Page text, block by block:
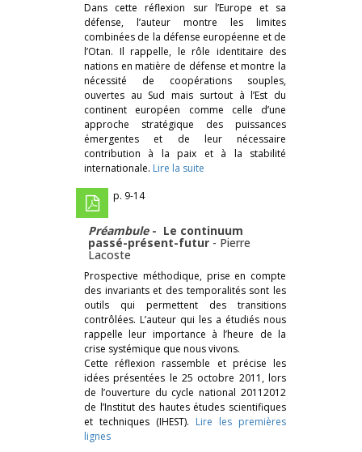
Dans cette réflexion sur l’Europe et sa
défense, l’auteur montre les limites
combinées de la défense européenne et de
l’Otan. Il rappelle, le rôle identitaire des
nations en matière de défense et montre la
nécessité de coopé­rations souples,
ouvertes au Sud mais surtout à l’Est du
continent européen comme celle d’une
approche stra­tégique des puissances
émergentes et de leur nécessaire
contribution à la paix et à la stabilité
internationale. Lire la suite
p. 9-14
Préambule- ­ Le continuum
passé-­présent-­futur - Pierre
Lacoste
Prospective méthodique, prise en compte
des invariants et des temporalités sont les
outils qui permettent des transitions
contrôlées. L’auteur qui les a étudiés nous
rappelle leur importance à l’heure de la
crise sys­témique que nous vivons.
Cette réflexion rassemble et précise les
idées présentées le 25 octobre 2011, lors
de l’ouverture du cycle national 20112012
de l’Institut des hautes études scientifiques
et techniques (IHEST). Lire les premières
lignes